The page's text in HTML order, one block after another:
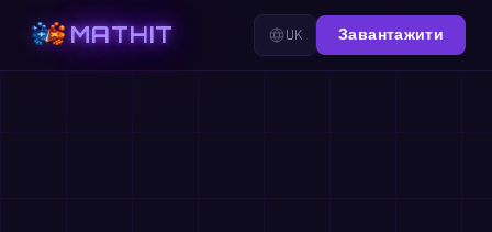
MATHIT UK Завантажити